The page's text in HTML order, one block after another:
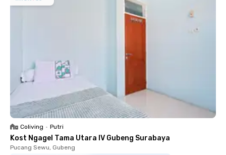
Coliving • Putri
Kost Ngagel Tama Utara IV Gubeng Surabaya
Pucang Sewu, Gubeng